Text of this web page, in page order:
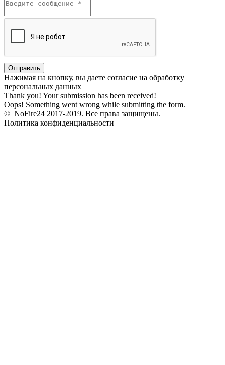
Нажимая на кнопку, вы даете согласие на обработку
персональных данных
Thank you! Your submission has been received!
Oops! Something went wrong while submitting the form.
© NoFire24 2017-2019. Все права защищены.
Политика конфиденциальности